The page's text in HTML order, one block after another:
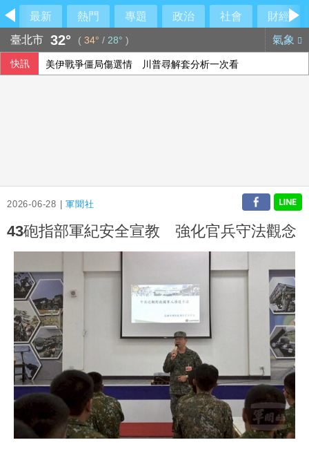
最新 熱門 專題 政治 社會
財經
臺北市 32° ( 34° / 28° ) 氣象
快訊 美伊戰爭僵局傷選情 川普尋解套分析一次看
2026-06-28 |軍聞社
43砲指部軍紀安全宣教 強化官兵守法觀念